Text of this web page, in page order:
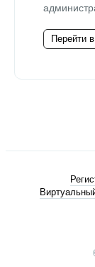
Перейти